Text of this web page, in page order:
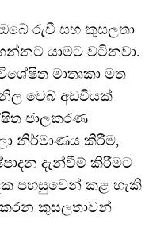
රුචී සහ කුසලතා
යාමට වටිනවා.
මාතෘකා මත
වෙබ් අඩවියක්
ජාලකරණ
නිර්මාණය කිරීම,
දැන්වීම් කිරීමට
පහසුවෙන් කළ හැකි
කරන කුසලතාවන්